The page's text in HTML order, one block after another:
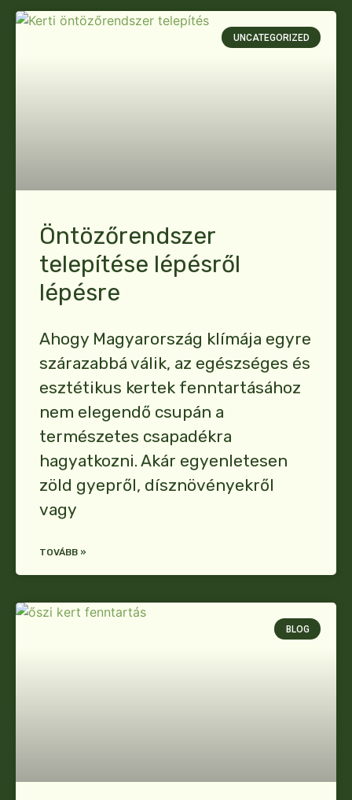
UNCATEGORIZED
Öntözőrendszer
telepítése lépésről
lépésre
Ahogy Magyarország klímája egyre
szárazabbá válik, az egészséges és
esztétikus kertek fenntartásához
nem elegendő csupán a
természetes csapadékra
hagyatkozni. Akár egyenletesen
zöld gyepről, dísznövényekről
vagy
TOVÁBB »
BLOG